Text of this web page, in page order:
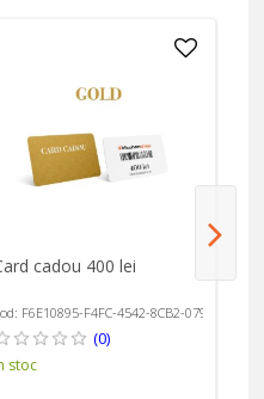
cadou 400 lei
F6E10895-F4FC-4542-8CB2-
(0)
stoc